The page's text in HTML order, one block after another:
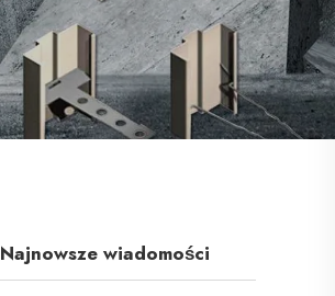
Najnowsze wiadomości